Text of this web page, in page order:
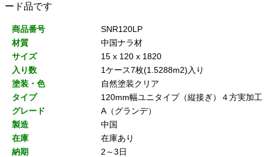
ード品です
商品番号
SNR120LP
材質
中国ナラ材
サイズ
15 x 120 x 1820
入り数
1ケース7枚(1.5288m2)入り
塗装・色
自然塗装クリア
タイプ
120mm幅ユニタイプ（縦接ぎ）４方実加工
グレード
A（グランデ）
製造
中国
在庫
在庫あり
納期
2～3日